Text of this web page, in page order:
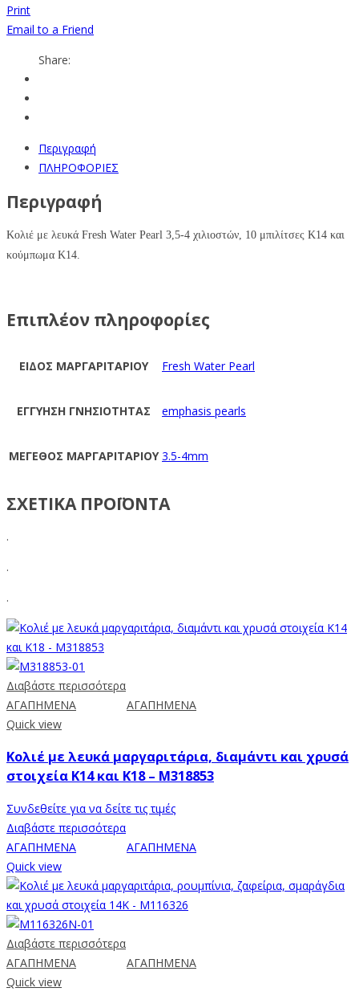
Print
Email to a Friend
Share:
Περιγραφή
ΠΛΗΡΟΦΟΡΙΕΣ
Περιγραφή
Κολιέ με λευκά Fresh Water Pearl 3,5-4 χιλιοστών, 10 μπιλίτσες Κ14 και
κούμπωμα Κ14.
Επιπλέον πληροφορίες
ΕΙΔΟΣ ΜΑΡΓΑΡΙΤΑΡΙΟΥ Fresh Water Pearl
ΕΓΓΥΗΣΗ ΓΝΗΣΙΟΤΗΤΑΣ emphasis pearls
ΜΕΓΕΘΟΣ ΜΑΡΓΑΡΙΤΑΡΙΟΥ 3.5-4mm
ΣΧΕΤΙΚΑ ΠΡΟΪΟΝΤΑ
.
.
.
Διαβάστε περισσότερα
ΑΓΑΠΗΜΕΝΑ
ΑΓΑΠΗΜΕΝΑ
Quick view
Κολιέ με λευκά μαργαριτάρια, διαμάντι και χρυσά
στοιχεία Κ14 και Κ18 – M318853
Συνδεθείτε για να δείτε τις τιμές
Διαβάστε περισσότερα
ΑΓΑΠΗΜΕΝΑ
ΑΓΑΠΗΜΕΝΑ
Quick view
Διαβάστε περισσότερα
ΑΓΑΠΗΜΕΝΑ
ΑΓΑΠΗΜΕΝΑ
Quick view